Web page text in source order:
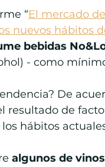
“El mercado
nuevos hábitos
bebidas
- como
De
resultado de
hábitos
algunos de